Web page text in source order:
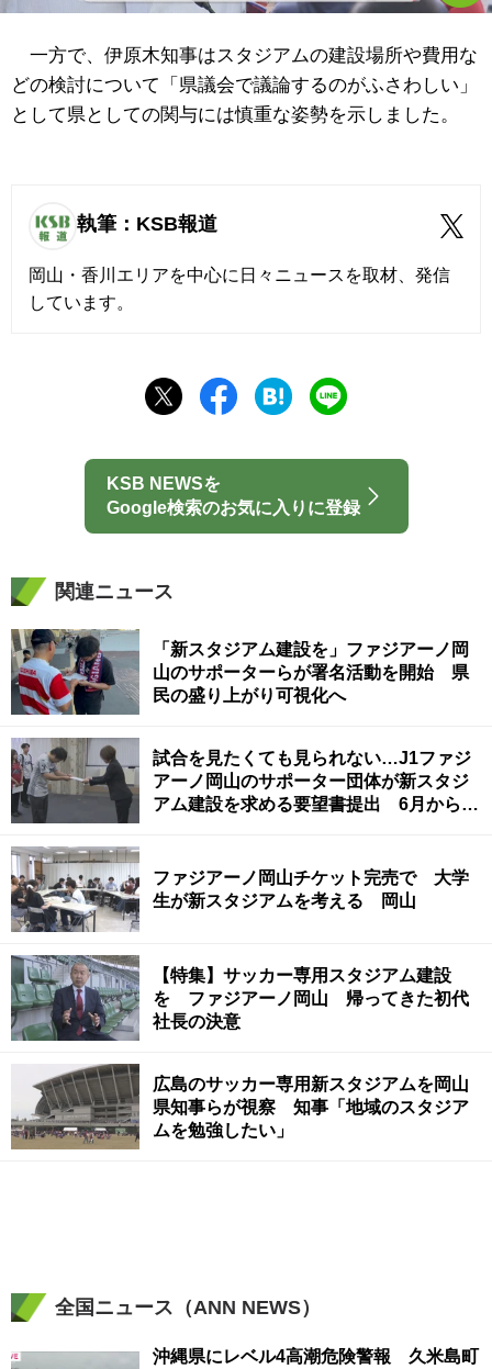
一方で、伊原木知事はスタジアムの建設場所や費用な
どの検討について「県議会で議論するのがふさわしい」
として県としての関与には慎重な姿勢を示しました。
執筆：KSB報道
岡山・香川エリアを中心に日々ニュースを取材、発信
しています。
KSB NEWSを
Google検索のお気に入りに登録
関連ニュース
「新スタジアム建設を」ファジアーノ岡
山のサポーターらが署名活動を開始 県
民の盛り上がり可視化へ
試合を見たくても見られない…J1ファジ
アーノ岡山のサポーター団体が新スタジ
アム建設を求める要望書提出 6月から署
ファジアーノ岡山チケット完売で 大学
生が新スタジアムを考える 岡山
【特集】サッカー専用スタジアム建設
を ファジアーノ岡山 帰ってきた初代
社長の決意
広島のサッカー専用新スタジアムを岡山
県知事らが視察 知事「地域のスタジア
ムを勉強したい」
全国ニュース（ANN NEWS）
沖縄県にレベル4高潮危険警報 久米島町